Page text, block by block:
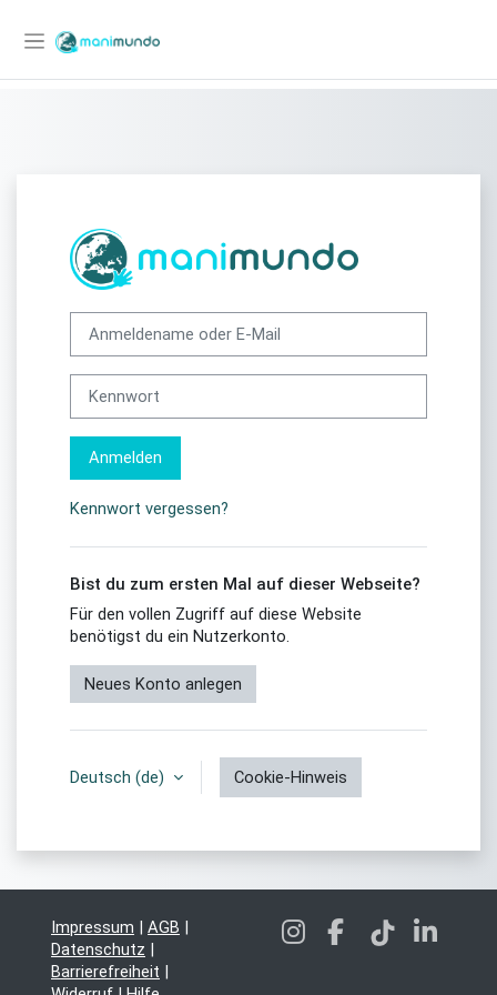
Website-Übersicht
Anmelden
Kennwort vergessen?
Bist du zum ersten Mal auf dieser Webseite?
Für den vollen Zugriff auf diese Website
benötigst du ein Nutzerkonto.
Neues Konto anlegen
Deutsch ‎(de)‎ Cookie-Hinweis
Impressum | AGB |
Datenschutz |
Barrierefreiheit |